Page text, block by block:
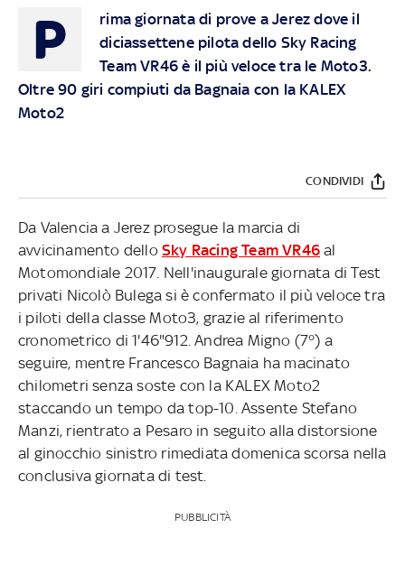
P
rima giornata di prove a Jerez dove il
diciassettene pilota dello Sky Racing
Team VR46 è il più veloce tra le Moto3.
Oltre 90 giri compiuti da Bagnaia con la KALEX
Moto2
CONDIVIDI
Da Valencia a Jerez prosegue la marcia di
avvicinamento dello Sky Racing Team VR46 al
Motomondiale 2017. Nell'inaugurale giornata di Test
privati Nicolò Bulega si è confermato il più veloce tra
i piloti della classe Moto3, grazie al riferimento
cronometrico di 1'46"912. Andrea Migno (7°) a
seguire, mentre Francesco Bagnaia ha macinato
chilometri senza soste con la KALEX Moto2
staccando un tempo da top-10. Assente Stefano
Manzi, rientrato a Pesaro in seguito alla distorsione
al ginocchio sinistro rimediata domenica scorsa nella
conclusiva giornata di test.
PUBBLICITÀ